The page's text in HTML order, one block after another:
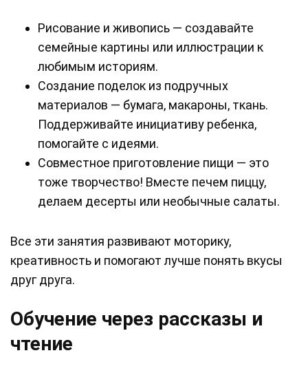
Рисование и живопись — создавайте
семейные картины или иллюстрации к
любимым историям.
Создание поделок из подручных
материалов — бумага, макароны, ткань.
Поддерживайте инициативу ребенка,
помогайте с идеями.
Совместное приготовление пищи — это
тоже творчество! Вместе печем пиццу,
делаем десерты или необычные салаты.
Все эти занятия развивают моторику,
креативность и помогают лучше понять вкусы
друг друга.
Обучение через рассказы и
чтение